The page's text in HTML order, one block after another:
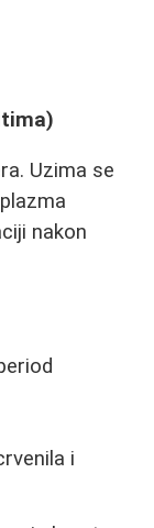
Uzima se
nakon
i